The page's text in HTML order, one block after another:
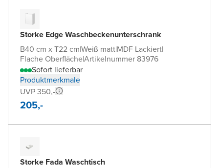
Storke Edge Waschbeckenunterschrank
B40 cm x T22 cm|Weiß matt|MDF Lackiert|
Flache Oberfläche|Artikelnummer 83976
Sofort lieferbar
Produktmerkmale
UVP 350,-
205,-
Storke Fada Waschtisch